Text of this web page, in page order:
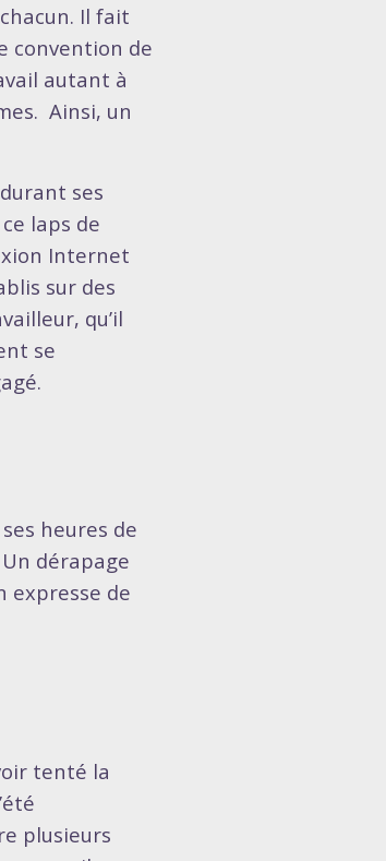
Il fait
convention de
autant à
Ainsi, un
ses
laps de
Internet
sur des
qu’il
se
heures de
dérapage
expresse de
tenté la
plusieurs